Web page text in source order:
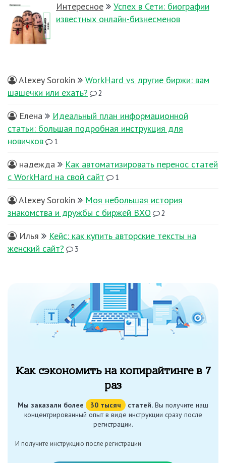
Интересное
Успех в Сети: биографии
известных онлайн-бизнесменов
Alexey Sorokin
WorkHard vs другие биржи: вам
шашечки или ехать?
2
Елена
Идеальный план информационной
статьи: большая подробная инструкция для
новичков
1
надежда
Как автоматизировать перенос статей
с WorkHard на свой сайт
1
Alexey Sorokin
Моя небольшая история
знакомства и дружбы с биржей ВХО
2
Илья
Кейс: как купить авторские тексты на
женский сайт?
3
Как сэкономить на копирайтинге в 7
раз
Мы заказали более 30 тысяч статей. Вы получите наш
концентрированный опыт в виде инструкции сразу после
регистрации.
И получите инструкцию после регистрации